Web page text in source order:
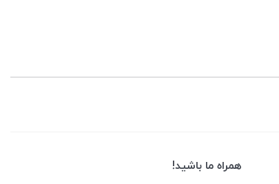
همراه ما باشید!